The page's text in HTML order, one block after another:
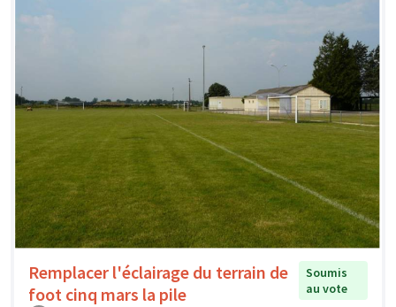
Remplacer l'éclairage du terrain de
foot cinq mars la pile
Soumis
au vote